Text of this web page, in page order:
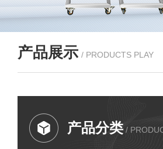
产品展示 / PRODUCTS PLAY
产品分类 /